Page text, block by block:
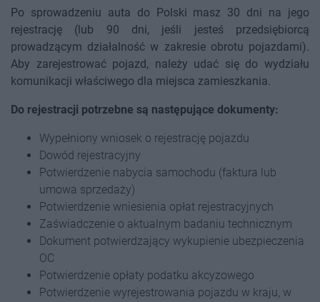
Po sprowadzeniu auta do Polski masz 30 dni na jego
rejestrację (lub 90 dni, jeśli jesteś przedsiębiorcą
prowadzącym działalność w zakresie obrotu pojazdami).
Aby zarejestrować pojazd, należy udać się do wydziału
komunikacji właściwego dla miejsca zamieszkania.
Do rejestracji potrzebne są następujące dokumenty:
Wypełniony wniosek o rejestrację pojazdu
Dowód rejestracyjny
Potwierdzenie nabycia samochodu (faktura lub
umowa sprzedaży)
Potwierdzenie wniesienia opłat rejestracyjnych
Zaświadczenie o aktualnym badaniu technicznym
Dokument potwierdzający wykupienie ubezpieczenia
OC
Potwierdzenie opłaty podatku akcyzowego
Potwierdzenie wyrejestrowania pojazdu w kraju, w